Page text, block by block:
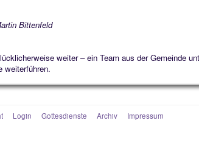
Bittenfeld
weiter – ein Team aus der Gemeinde
weiterführen.
Login Gottesdienste Archiv Impressum